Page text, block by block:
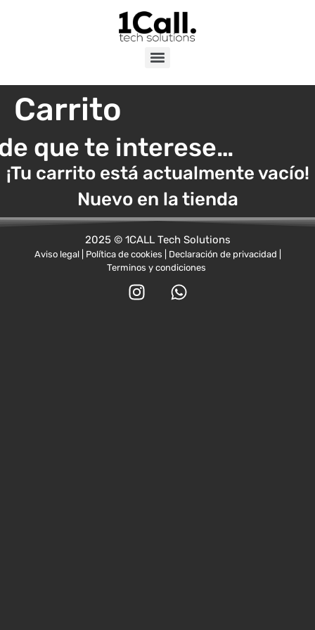
Carrito
que te interese…
¡Tu carrito está actualmente vacío!
Nuevo en la tienda
2025 © 1CALL Tech Solutions
Aviso legal | Política de cookies | Declaración de privacidad |
Terminos y condiciones